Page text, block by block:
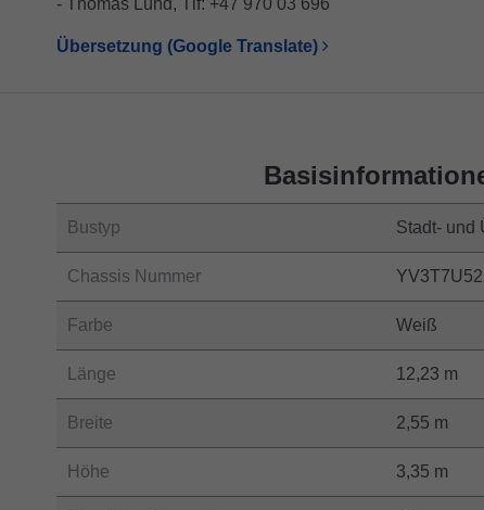
- Thomas Lund, Tlf: +47 970 03 696
Übersetzung (Google Translate)
Bustyp Stadt- und
Chassis Nummer
Farbe Weiß
Länge 12,23 m
Breite 2,55 m
Höhe 3,35 m